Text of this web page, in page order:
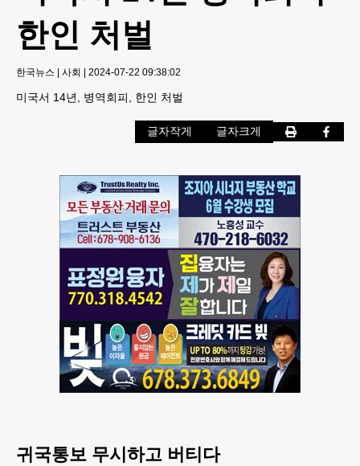
한인 처벌
한국뉴스 | 사회 | 2024-07-22 09:38:02
미국서 14년, 병역회피, 한인 처벌
글자작게 글자크게
귀국통보 무시하고 버티다